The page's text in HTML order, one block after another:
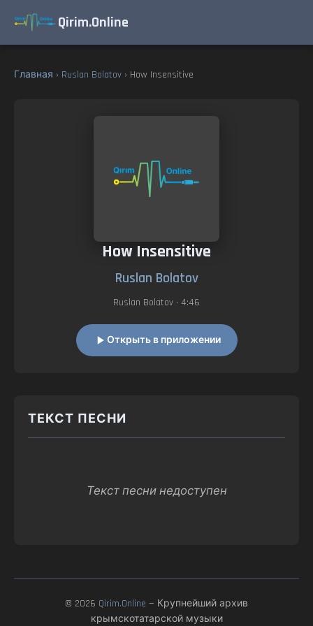
Qirim.Online
Главная › Ruslan Bolatov › How Insensitive
How Insensitive
Ruslan Bolatov
Ruslan Bolatov • 4:46
Открыть в приложении
ТЕКСТ ПЕСНИ
Текст песни недоступен
© 2026 Qirim.Online — Крупнейший архив
крымскотатарской музыки